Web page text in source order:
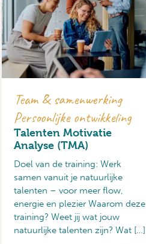
Team & samenwerking
Persoonlijke ontwikkeling
Talenten Motivatie
Analyse (TMA)
Doel van de training: Werk
samen vanuit je natuurlijke
talenten – voor meer flow,
energie en plezier Waarom deze
training? Weet jij wat jouw
natuurlijke talenten zijn? Wat […]